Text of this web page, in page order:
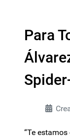
Para
“Te